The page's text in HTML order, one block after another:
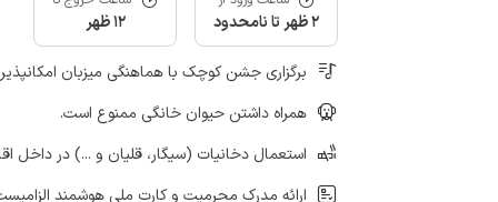
2 ظهر تا نامحدود 12 ظهر
برگزاری جشن کوچک با هماهنگی میزبان
همراه داشتن حیوان خانگی ممنوع است.
استعمال دخانیات (سیگار، قلیان و ...) در داخل
ارائه مدرک محرمیت و کارت ملی هوشمند